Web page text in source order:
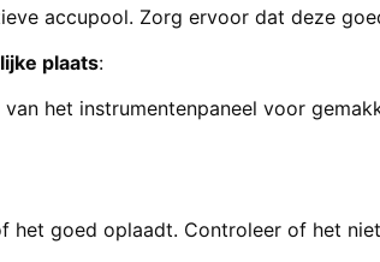
accupool. Zorg ervoor dat deze
plaats:
het instrumentenpaneel voor
het goed oplaadt. Controleer of het